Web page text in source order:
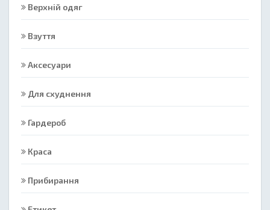
Верхній одяг
Взуття
Аксесуари
Для схуднення
Гардероб
Краса
Прибирання